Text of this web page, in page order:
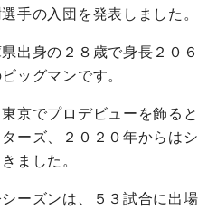
手の入団を発表しました。
出身の２８歳で身長２０６
ッグマンです。
京でプロデビューを飾ると
ーズ、２０２０年からはシ
ました。
ーズンは、５３試合に出場